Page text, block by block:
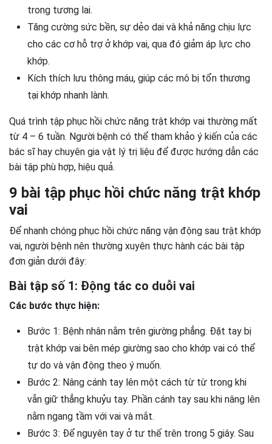
trong tương lai.
Tăng cường sức bền, sự dẻo dai và khả năng chịu lực
cho các cơ hỗ trợ ở khớp vai, qua đó giảm áp lực cho
khớp.
Kích thích lưu thông máu, giúp các mô bị tổn thương
tại khớp nhanh lành.
Quá trình tập phục hồi chức năng trật khớp vai thường mất
từ 4 – 6 tuần. Người bệnh có thể tham khảo ý kiến của các
bác sĩ hay chuyên gia vật lý trị liệu để được hướng dẫn các
bài tập phù hợp, hiệu quả.
9 bài tập phục hồi chức năng trật khớp
vai
Để nhanh chóng phục hồi chức năng vận động sau trật khớp
vai, người bệnh nên thường xuyên thực hành các bài tập
đơn giản dưới đây:
Bài tập số 1: Động tác co duỗi vai
Các bước thực hiện:
Bước 1: Bệnh nhân nằm trên giường phẳng. Đặt tay bị
trật khớp vai bên mép giường sao cho khớp vai có thể
tự do và vận động theo ý muốn.
Bước 2: Nâng cánh tay lên một cách từ từ trong khi
vẫn giữ thẳng khuỷu tay. Phần cánh tay sau khi nâng lên
nằm ngang tầm với vai và mắt.
Bước 3: Để nguyên tay ở tư thế trên trong 5 giây. Sau